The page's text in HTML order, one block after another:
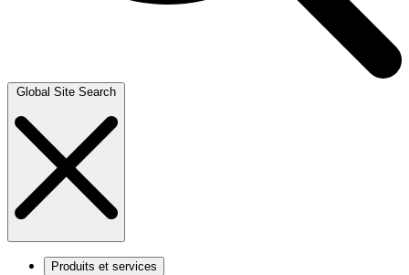
Global Site Search
Produits et services